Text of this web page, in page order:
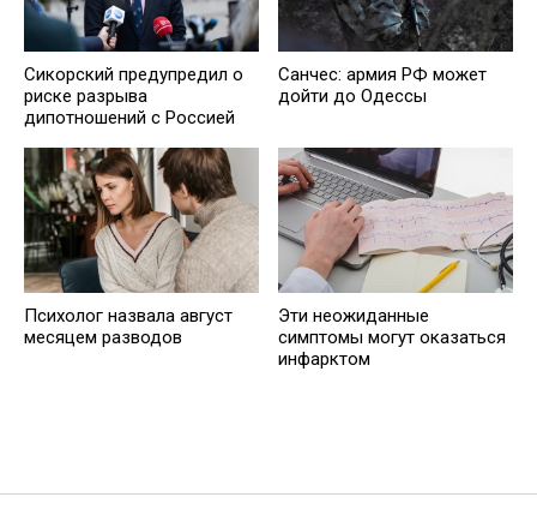
Сикорский предупредил о
риске разрыва
дипотношений с Россией
Санчес: армия РФ может
дойти до Одессы
Психолог назвала август
месяцем разводов
Эти неожиданные
симптомы могут оказаться
инфарктом